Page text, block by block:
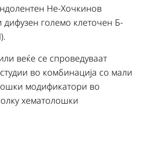
Не-Хочкинов
големо клеточен Б-
веќе се спроведуваат
во комбинација со мали
модификатори во
хематолошки